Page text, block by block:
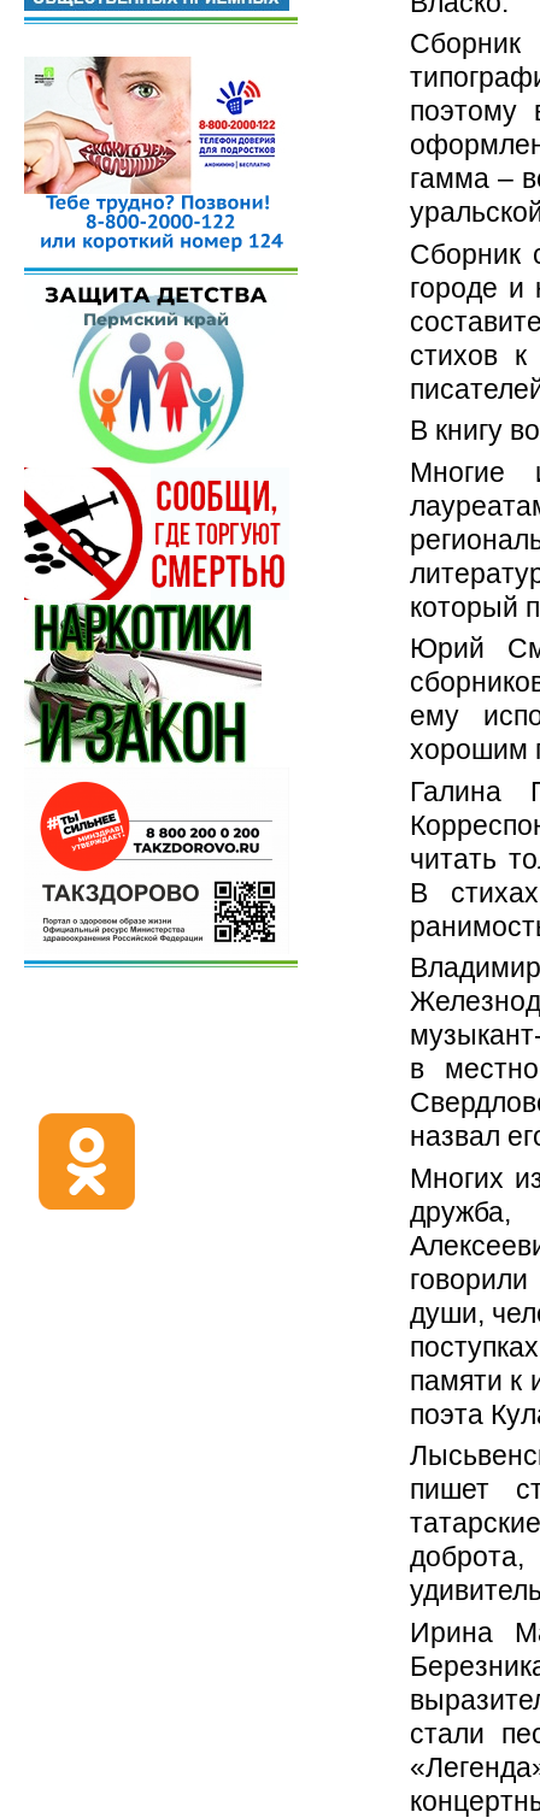
Сборник
поэтому
гамма –
Сборник
городе
стихов
В книгу
Многие
который
Юрий
ему
хорошим
Галина
читать
В
в
назвал
Многих
дружба,
души,
памяти к
поэта
пишет
Ирина
стали